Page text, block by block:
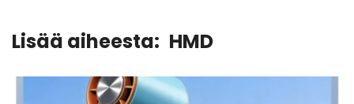
Lisää aiheesta: HMD